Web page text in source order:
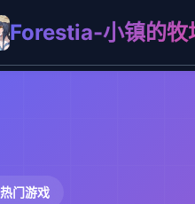
Forestia-小镇的牧
热门游戏